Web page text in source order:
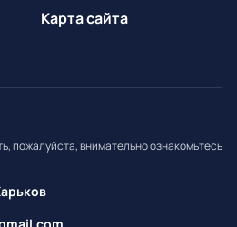
Карта сайта
пожалуйста, внимательно ознакомьтесь